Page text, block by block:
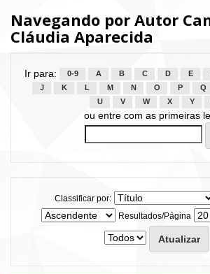
Navegando por Autor
Cláudia Aparecida
Ir para: 0-9 A B C D E
J
K L M N O P Q
U
V W X Y
ou entre com as primeiras
Classificar por:
Resultados/Página